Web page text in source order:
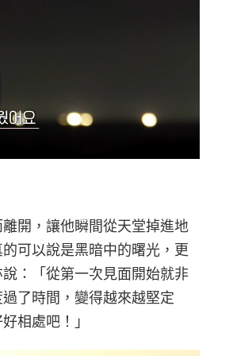
開，讓他瞬間從天堂掉進地
可以說是黑暗中的曙光，更
：「從第一次見面開始就非
了時間，變得越來越堅定
相處吧！」